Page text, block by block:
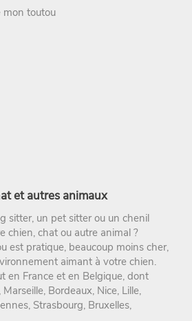
mon toutou
et autres animaux
sitter, un pet sitter ou un chenil
chien, chat ou autre animal ?
est pratique, beaucoup moins cher,
aimant à votre chien.
en France et en Belgique, dont
, Marseille, Bordeaux, Nice, Lille,
, Strasbourg, Bruxelles,